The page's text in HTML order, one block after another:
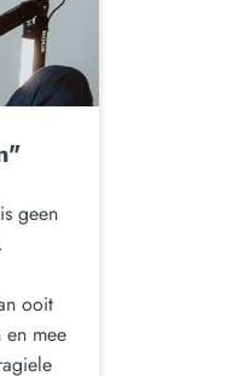
geen
ooit
en mee